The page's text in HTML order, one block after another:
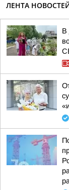
ЛЕНТА
В